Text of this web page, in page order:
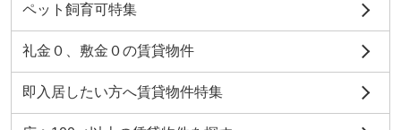
ペット飼育可特集
礼金０、敷金０の賃貸物件
即入居したい方へ賃貸物件特集